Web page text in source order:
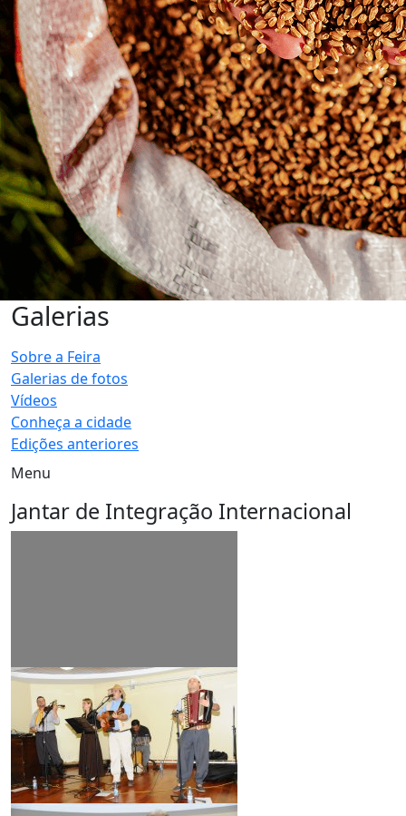
Galerias
Sobre a Feira
Galerias de fotos
Vídeos
Conheça a cidade
Edições anteriores
Menu
Jantar de Integração Internacional